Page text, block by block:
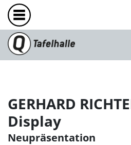
GERHARD
Display
Neupräsentation